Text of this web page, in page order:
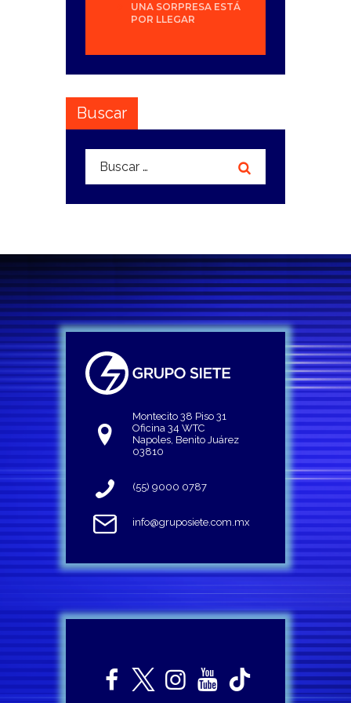
UNA SORPRESA ESTÁ
POR LLEGAR
Buscar
Buscar:
Montecito 38 Piso 31
Oficina 34 WTC
Napoles, Benito Juárez
03810
(55) 9000 0787
info@gruposiete.com.mx